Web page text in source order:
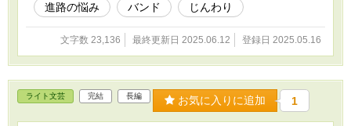
進路の悩み
バンド じんわり
文字数 23,136 最終更新日 2025.06.12 登録日 2025.05.16
ライト文芸 完結 長編 お気に入りに追加 1